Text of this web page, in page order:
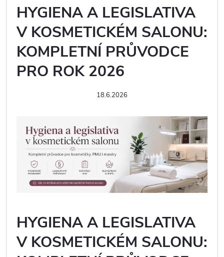
HYGIENA A LEGISLATIVA
V KOSMETICKÉM SALONU:
KOMPLETNÍ PRŮVODCE
PRO ROK 2026
18.6.2026
HYGIENA A LEGISLATIVA
V KOSMETICKÉM SALONU: